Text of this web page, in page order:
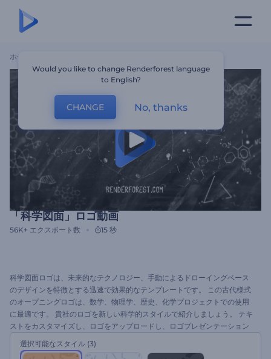
ホーム
「科学図面」ロゴ動画
56K+ エクスポート数 15 秒
科学図面ロゴは、未来的なテクノロジー、手動によるドローイングベース
のデザインを特徴とする迅速で効果的なテンプレートです。 この古代様式
のオープニングロゴは、数学、物理学、歴史、化学プロジェクトでの使用
に最適です。 貴社のロゴを新しい科学的スタイルで紹介しましょう。 テキ
ストをカスタマイズし、ロゴをアップロードし、ロゴプレゼンテーション
を入手しましょう。 3つのバージョンがあります。 今すぐお試しください
選択可能なスタイル (3)
Would you like to change Renderforest language
to English?
CHANGE No, thanks